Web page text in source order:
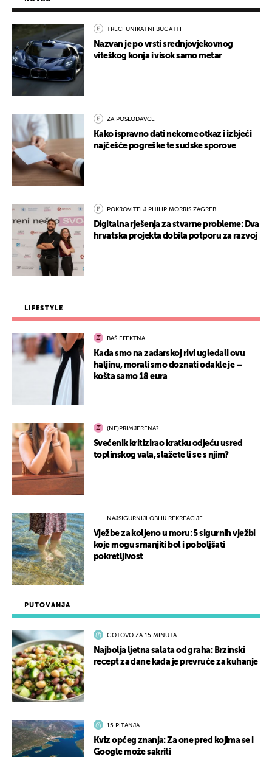
PUTOVANJA
GOTOVO ZA 15 MINUTA
Najbolja ljetna salata od graha: Brzinski
recept za dane kada je prevruće za kuhanje
15 PITANJA
Kviz općeg znanja: Za one pred kojima se i
Google može sakriti
TREĆI UNIKATNI BUGATTI
Nazvan je po vrsti srednjovjekovnog
viteškog konja i visok samo metar
ZA POSLODAVCE
Kako ispravno dati nekome otkaz i izbjeći
najčešće pogreške te sudske sporove
POKROVITELJ PHILIP MORRIS ZAGREB
Digitalna rješenja za stvarne probleme: Dva
hrvatska projekta dobila potporu za razvoj
LIFESTYLE
BAŠ EFEKTNA
Kada smo na zadarskoj rivi ugledali ovu
haljinu, morali smo doznati odakle je –
košta samo 18 eura
(NE)PRIMJERENA?
Svećenik kritizirao kratku odjeću usred
toplinskog vala, slažete li se s njim?
NAJSIGURNIJI OBLIK REKREACIJE
Vježbe za koljeno u moru: 5 sigurnih vježbi
koje mogu smanjiti bol i poboljšati
pokretljivost